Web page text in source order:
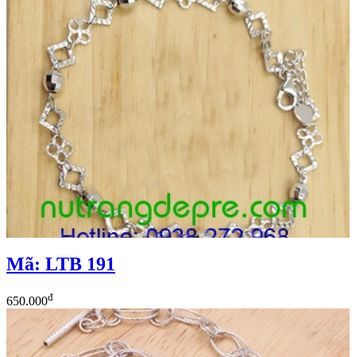
Mã: LTB 191
650.000đ